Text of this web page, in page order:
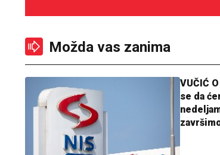
Možda vas zanima
VUČIĆ
se da